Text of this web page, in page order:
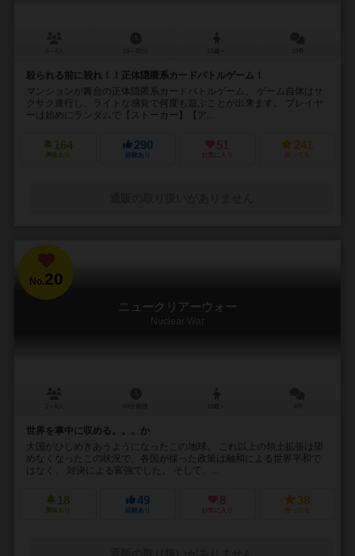
殺られる前に殺れ！！正体隠匿系カードバトルゲーム！
マンションが舞台の正体隠匿系カードバトルゲーム。 ゲーム自体はサ
クサク進行し、ライトな感覚で何度も遊ぶことが出来ます。 プレイヤ
ーは始めにランダムで【ストーカー】【ア...
164
興味あり
290
経験あり
51
お気に入り
241
持ってる
No.20
ニュークリアーウォー
Nuclear War
世界を掌中に収める。。。か
大国がひしめきあうようになったこの地球。 これ以上の領土拡張は望
めなくなったこの状況で、各国が採った政策は融和による世界平和で
はなく、 対決による富強でした。 そして、...
18
興味あり
49
経験あり
8
お気に入り
38
持ってる